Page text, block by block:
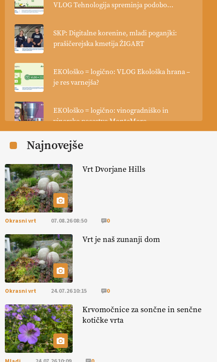
VLOG Tehnologija spreminja podobo
SKP: Digitalne korenine, mladi poganjki:
prašičerejska kmetija ŽIGART
EKOloško = logično: VLOG Ekološka hrana –
je res varnejša?
EKOloško = logično: vinogradniško in
vinarsko posestvo MonteMoro
EKOloško = logično: ekološka kmetija
EKOloško = logično: ekološka kmetija
HOMAR
EKOloško = logično: VLOG Ekološko
kmetijstvo brez škropljenja?
EKOloško = logično: ekološka kmetija
ALTENBAHER
EKOloško = logično: ekološko oljarstvo
MORGAN
EKOloško = logično: ekološka kmetija
FREŠER
Najnovejše
Vrt Dvorjane Hills
Okrasni vrt 07.08.26 08:50 0
Vrt je naš zunanji dom
Okrasni vrt 24.07.26 10:15 0
Krvomočnice za sončne in senčne
kotičke vrta